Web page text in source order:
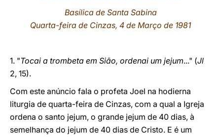
Basílica de Santa Sabina
Quarta-feira de Cinzas, 4 de Março de 1981
1. "Tocai a trombeta em Sião, ordenai um jejum..." (Jl
2, 15).
Com este anúncio fala o profeta Joel na hodierna
liturgia de quarta-feira de Cinzas, com a qual a Igreja
ordena o santo jejum, o grande jejum de 40 dias, à
semelhança do jejum de 40 dias de Cristo. E é um